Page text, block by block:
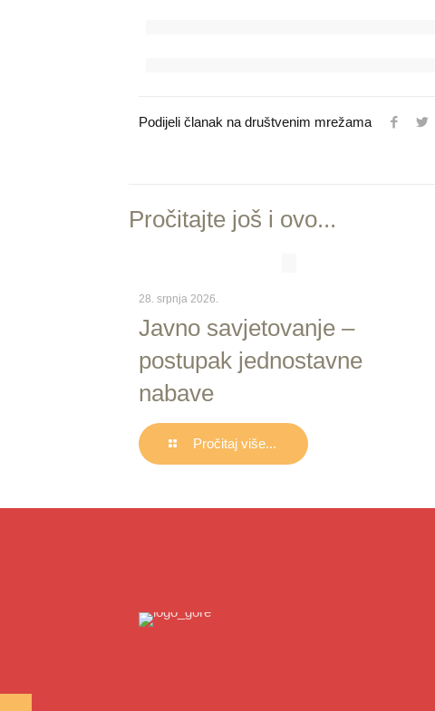
Podijeli članak na društvenim mrežama
Pročitajte još i ovo...
28. srpnja 2026.
Javno savjetovanje –
postupak jednostavne
nabave
Pročitaj više...